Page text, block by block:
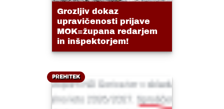
Grozljiv dokaz
upravičenosti prijave
MOK=župana redarjem
in inšpektorjem!
PREHITEK